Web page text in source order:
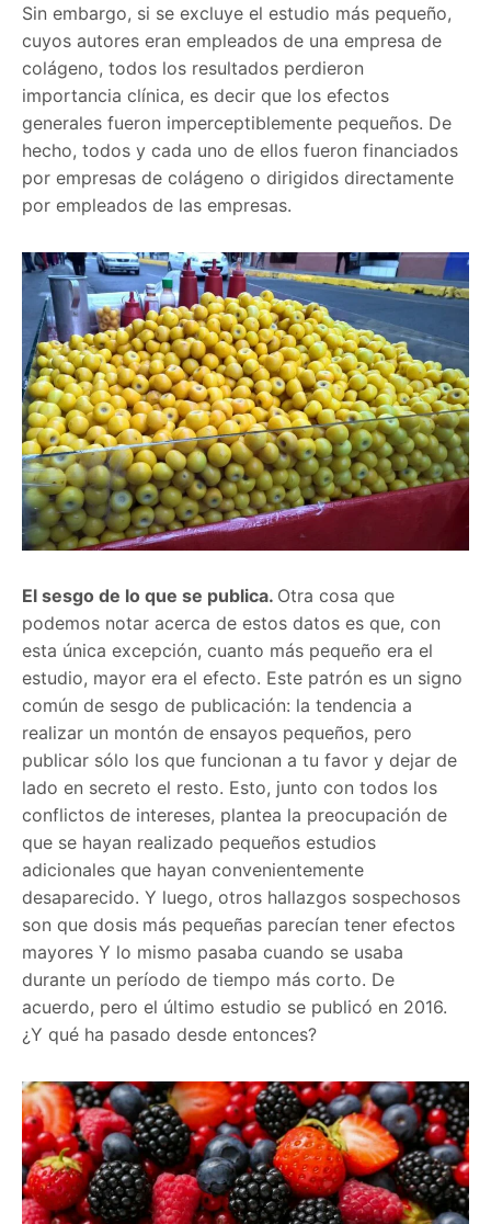
Sin embargo, si se excluye el estudio más pequeño,
cuyos autores eran empleados de una empresa de
colágeno, todos los resultados perdieron
importancia clínica, es decir que los efectos
generales fueron imperceptiblemente pequeños. De
hecho, todos y cada uno de ellos fueron financiados
por empresas de colágeno o dirigidos directamente
por empleados de las empresas.
El sesgo de lo que se publica. Otra cosa que
podemos notar acerca de estos datos es que, con
esta única excepción, cuanto más pequeño era el
estudio, mayor era el efecto. Este patrón es un signo
común de sesgo de publicación: la tendencia a
realizar un montón de ensayos pequeños, pero
publicar sólo los que funcionan a tu favor y dejar de
lado en secreto el resto. Esto, junto con todos los
conflictos de intereses, plantea la preocupación de
que se hayan realizado pequeños estudios
adicionales que hayan convenientemente
desaparecido. Y luego, otros hallazgos sospechosos
son que dosis más pequeñas parecían tener efectos
mayores Y lo mismo pasaba cuando se usaba
durante un período de tiempo más corto. De
acuerdo, pero el último estudio se publicó en 2016.
¿Y qué ha pasado desde entonces?